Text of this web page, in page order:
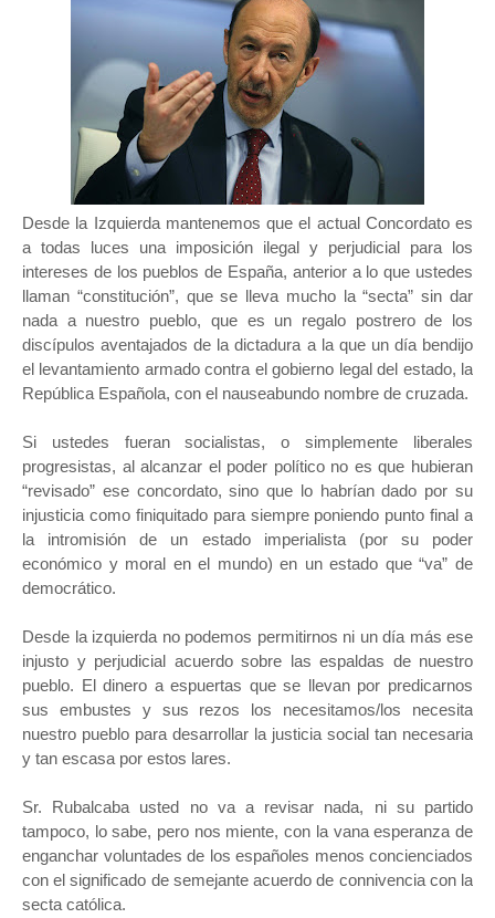
Desde la Izquierda mantenemos que el actual Concordato es
a todas luces una imposición ilegal y perjudicial para los
intereses de los pueblos de España, anterior a lo que ustedes
llaman “constitución”, que se lleva mucho la “secta” sin dar
nada a nuestro pueblo, que es un regalo postrero de los
discípulos aventajados de la dictadura a la que un día bendijo
el levantamiento armado contra el gobierno legal del estado, la
República Española, con el nauseabundo nombre de cruzada.
Si ustedes fueran socialistas, o simplemente liberales
progresistas, al alcanzar el poder político no es que hubieran
“revisado” ese concordato, sino que lo habrían dado por su
injusticia como finiquitado para siempre poniendo punto final a
la intromisión de un estado imperialista (por su poder
económico y moral en el mundo) en un estado que “va” de
democrático.
Desde la izquierda no podemos permitirnos ni un día más ese
injusto y perjudicial acuerdo sobre las espaldas de nuestro
pueblo. El dinero a espuertas que se llevan por predicarnos
sus embustes y sus rezos los necesitamos/los necesita
nuestro pueblo para desarrollar la justicia social tan necesaria
y tan escasa por estos lares.
Sr. Rubalcaba usted no va a revisar nada, ni su partido
tampoco, lo sabe, pero nos miente, con la vana esperanza de
enganchar voluntades de los españoles menos concienciados
con el significado de semejante acuerdo de connivencia con la
secta católica.